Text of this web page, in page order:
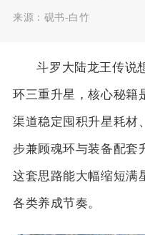
来源： 砚书-白竹
斗罗大陆龙王传说
环三重升星，核心秘籍
渠道稳定囤积升星耗材
步兼顾魂环与装备配套
这套思路能大幅缩短满
各类养成节奏。